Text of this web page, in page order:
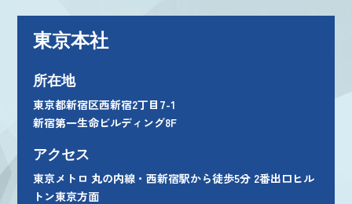
東京本社
所在地
東京都新宿区西新宿2丁目7-1
新宿第一生命ビルディング8F
アクセス
東京メトロ 丸の内線・西新宿駅から徒歩5分 2番出口ヒル
トン東京方面